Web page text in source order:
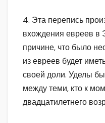
4. Эта перепись
вхождения евреев в
причине, что было
из евреев будет
своей доли. Уделы
между теми, кто к
двадцатилетнего